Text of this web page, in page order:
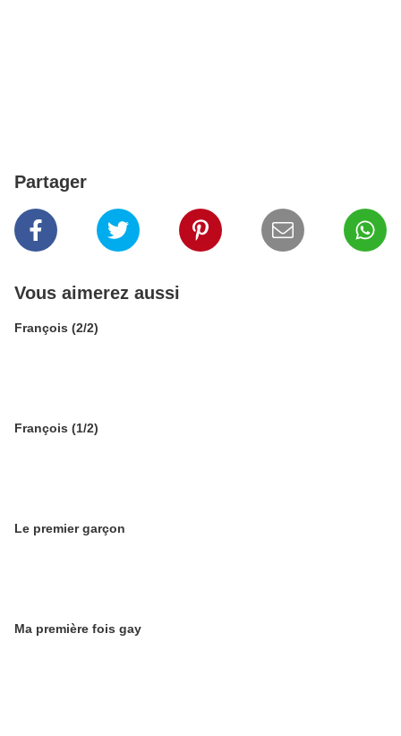
Partager
Vous aimerez aussi
François (2/2)
François (1/2)
Le premier garçon
Ma première fois gay